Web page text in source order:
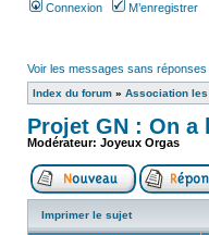
Connexion M’enregistrer
Voir les messages sans réponses
Index du forum » Association
Projet GN : On a
Modérateur: Joyeux Orgas
Imprimer le sujet